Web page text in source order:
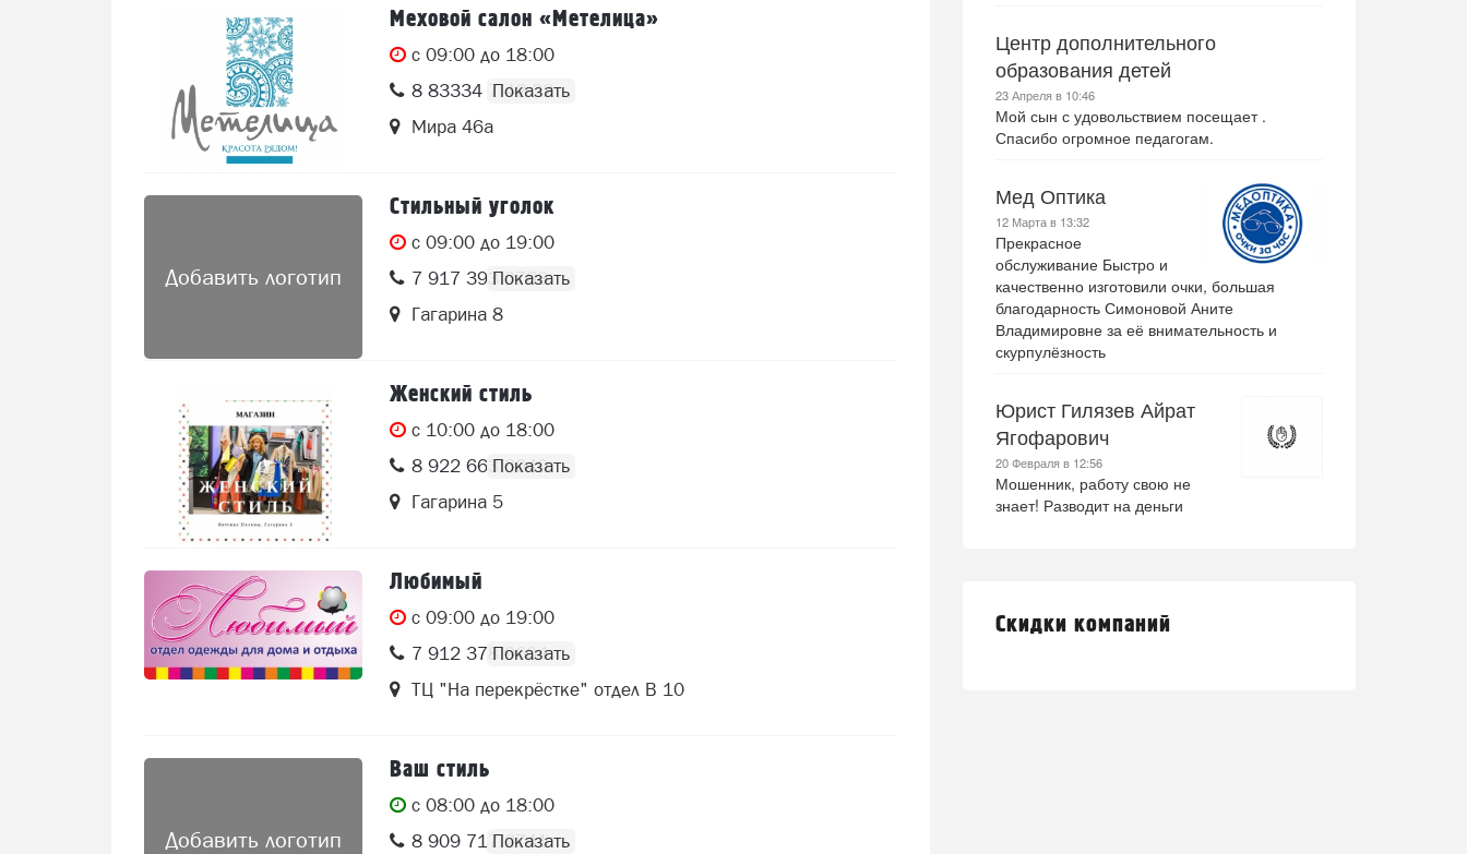
Меховой салон «Метелица»
c 09:00 до 18:00
8 83334 7 42 22
Мира 46а
Добавить логотип
Стильный уголок
c 09:00 до 19:00
7 917 393 0788
Гагарина 8
Женский стиль
c 10:00 до 18:00
8 922 663 3640
Гагарина 5
Любимый
c 09:00 до 19:00
7 912 378 9604
ТЦ "На перекрёстке" отдел В 10
Добавить логотип
Ваш стиль
c 08:00 до 18:00
8 909 717 2741
Центр дополнительного
образования детей
23 Апреля в 10:46
Мой сын с удовольствием посещает .
Спасибо огромное педагогам.
Мед Оптика
12 Марта в 13:32
Прекрасное
обслуживание Быстро и
качественно изготовили очки, большая
благодарность Симоновой Аните
Владимировне за её внимательность и
скурпулёзность
Юрист Гилязев Айрат
Ягофарович
20 Февраля в 12:56
Мошенник, работу свою не
знает! Разводит на деньги
Скидки компаний